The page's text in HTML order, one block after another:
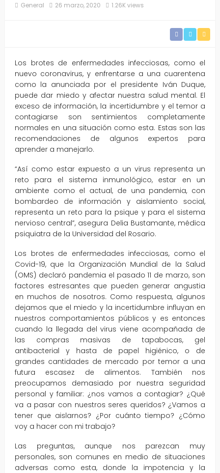
General 26 marzo, 2020 1.26K views
Los brotes de enfermedades infecciosas, como el
nuevo coronavirus, y enfrentarse a una cuarentena
como la anunciada por el presidente Iván Duque,
puede dar miedo y afectar nuestra salud mental. El
exceso de información, la incertidumbre y el temor a
contagiarse son sentimientos completamente
normales en una situación como esta. Estas son las
recomendaciones de algunos expertos para
aprender a manejarlo.
“Así como estar expuesto a un virus representa un
reto para el sistema inmunológico, estar en un
ambiente como el actual, de una pandemia, con
bombardeo de información y aislamiento social,
representa un reto para la psique y para el sistema
nervioso central”, asegura Delia Bustamante, médica
psiquiatra de la Universidad del Rosario.
Los brotes de enfermedades infecciosas, como el
Covid-19, que la Organización Mundial de la Salud
(OMS) declaró pandemia el pasado 11 de marzo, son
factores estresantes que pueden generar angustia
en muchos de nosotros. Como respuesta, algunos
dejamos que el miedo y la incertidumbre influyan en
nuestros comportamientos públicos y es entonces
cuando la llegada del virus viene acompañada de
las compras masivas de tapabocas, gel
antibacterial y hasta de papel higiénico, o de
grandes cantidades de mercado por temor a una
futura escasez de alimentos. También nos
preocupamos demasiado por nuestra seguridad
personal y familiar: ¿nos vamos a contagiar? ¿Qué
va a pasar con nuestros seres queridos? ¿Vamos a
tener que aislarnos? ¿Por cuánto tiempo? ¿Cómo
voy a hacer con mi trabajo?
Las preguntas, aunque nos parezcan muy
personales, son comunes en medio de situaciones
adversas como esta, donde la impotencia y la